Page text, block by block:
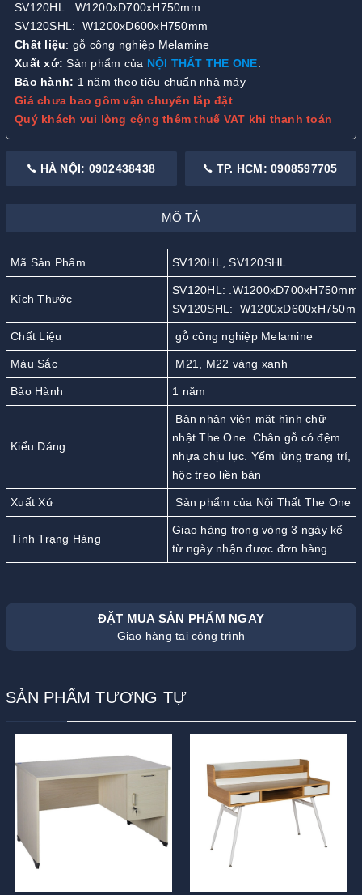
SV120HL: .W1200xD700xH750mm
SV120SHL: W1200xD600xH750mm
Chất liệu: gỗ công nghiệp Melamine
Xuất xứ: Sản phẩm của NỘI THẤT THE ONE.
Bảo hành: 1 năm theo tiêu chuẩn nhà máy
Giá chưa bao gồm vận chuyển lắp đặt
Quý khách vui lòng cộng thêm thuế VAT khi thanh toán
HÀ NỘI: 0902438438 TP. HCM: 0908597705
MÔ TẢ
Mã Sản Phẩm SV120HL, SV120SHL
Kích Thước
SV120HL: .W1200xD700xH750mm
SV120SHL:
Chất Liệu gỗ công nghiệp Melamine
Màu Sắc M21, M22 vàng xanh
Bảo Hành 1 năm
Kiểu Dáng
Bàn nhân viên mặt hình chữ
nhật The One. Chân gỗ có đệm
nhựa chịu lực. Yếm lửng trang trí,
hộc treo liền bàn
Xuất Xứ Sản phẩm của Nội Thất The One
Tình Trạng Hàng
Giao hàng trong vòng 3 ngày kể
từ ngày nhận được đơn hàng
ĐẶT MUA SẢN PHẨM NGAY
Giao hàng tại công trình
SẢN PHẨM TƯƠNG TỰ